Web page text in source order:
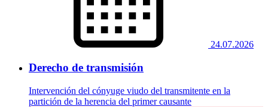
24.07.2026
Derecho de transmisión
Intervención del cónyuge viudo del transmitente en la
partición de la herencia del primer causante